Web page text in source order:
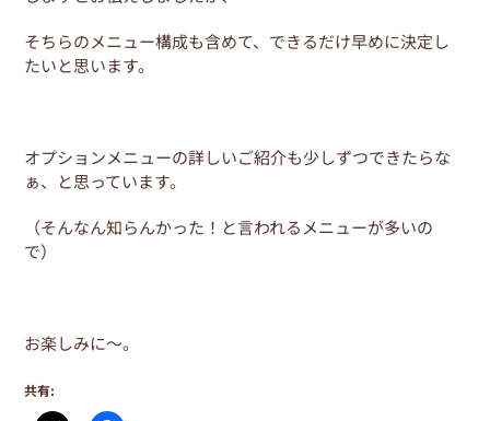
そちらのメニュー構成も含めて、できるだけ早めに決定し
たいと思います。
オプションメニューの詳しいご紹介も少しずつできたらな
ぁ、と思っています。
（そんなん知らんかった！と言われるメニューが多いの
で）
お楽しみに～。
共有: